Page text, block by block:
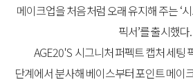
메이크업을처음처럼오래유지해주는‘
픽서’를출시했다.
AGE20'S 시그니처퍼펙트캡처세팅
단계에서분사해베이스부터포인트메이